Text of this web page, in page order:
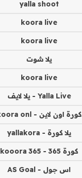
yalla shoot
koora live
koora live
يلا شوت
koora live
Yalla Live - يلا لايف
كورة اون لاين - koora onl
يلا كورة - yallakora
كورة 365 - kooora 365
اس جول - AS Goal